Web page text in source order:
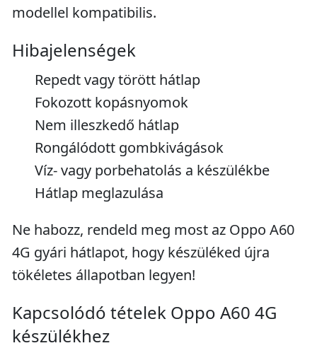
modellel kompatibilis.
Hibajelenségek
Repedt vagy törött hátlap
Fokozott kopásnyomok
Nem illeszkedő hátlap
Rongálódott gombkivágások
Víz- vagy porbehatolás a készülékbe
Hátlap meglazulása
Ne habozz, rendeld meg most az Oppo A60
4G gyári hátlapot, hogy készüléked újra
tökéletes állapotban legyen!
Kapcsolódó tételek Oppo A60 4G
készülékhez